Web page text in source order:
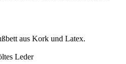
aus Kork und Latex.
Leder